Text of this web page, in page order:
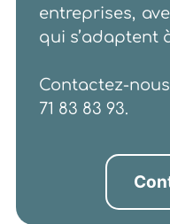
entreprises,
qui s’adaptent
Contactez-
71 83 83 93.